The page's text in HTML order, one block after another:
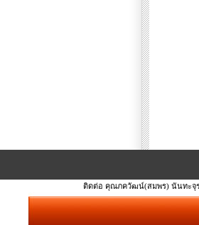
ติดต่อ คุณภควัฒน์(สมพร) นันทะจุรา